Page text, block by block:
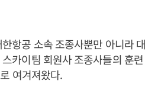
항공 소속 조종사뿐만 아니라 대
카이팀 회원사 조종사들의 훈련
여겨져왔다.